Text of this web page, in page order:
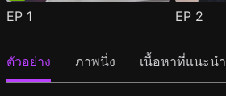
EP 1 EP 2
ตัวอย่าง ภาพนิ่ง เนื้อหาที่แนะนำ